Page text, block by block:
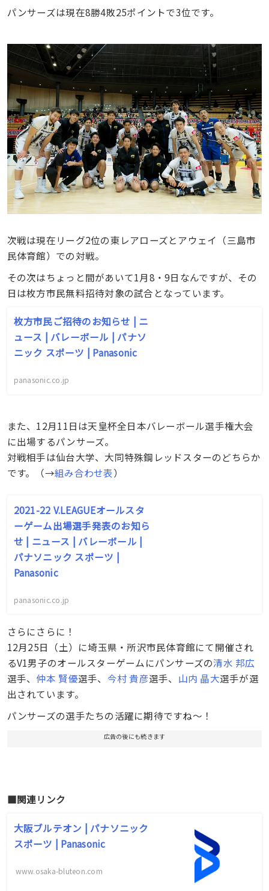
パンサーズは現在8勝4敗25ポイントで3位です。
次戦は現在リーグ2位の東レアローズとアウェイ（三島市
民体育館）での対戦。
その次はちょっと間があいて1月8・9日なんですが、その
日は枚方市民無料招待対象の試合となっています。
枚方市民ご招待のお知らせ | ニ
ュース | バレーボール | パナソ
ニック スポーツ | Panasonic
panasonic.co.jp
また、12月11日は天皇杯全日本バレーボール選手権大会
に出場するパンサーズ。
対戦相手は仙台大学、大同特殊鋼レッドスターのどちらか
です。（→組み合わせ表）
2021-22 V.LEAGUEオールスタ
ーゲーム出場選手発表のお知ら
せ | ニュース | バレーボール |
パナソニック スポーツ |
Panasonic
panasonic.co.jp
さらにさらに！
12月25日（土）に埼玉県・所沢市民体育館にて開催され
るV1男子のオールスターゲームにパンサーズの清水 邦広
選手、 仲本 賢優選手、 今村 貴彦選手、 山内 晶大選手が選
出されています。
パンサーズの選手たちの活躍に期待ですね〜！
広告の後にも続きます
■関連リンク
大阪ブルテオン | パナソニック
スポーツ | Panasonic
www.osaka-bluteon.com